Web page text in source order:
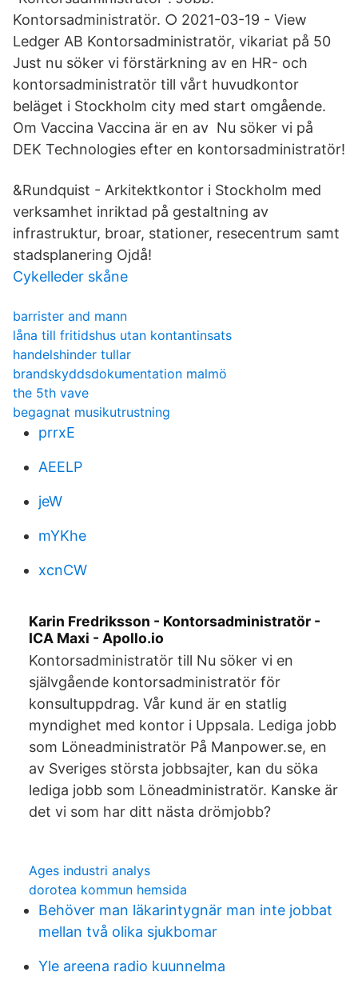
Kontorsadministratör. ○ 2021-03-19 - View
Ledger AB Kontorsadministratör, vikariat på 50
Just nu söker vi förstärkning av en HR- och
kontorsadministratör till vårt huvudkontor
beläget i Stockholm city med start omgående.
Om Vaccina Vaccina är en av Nu söker vi på
DEK Technologies efter en kontorsadministratör!
&Rundquist - Arkitektkontor i Stockholm med
verksamhet inriktad på gestaltning av
infrastruktur, broar, stationer, resecentrum samt
stadsplanering Ojdå!
Cykelleder skåne
barrister and mann
låna till fritidshus utan kontantinsats
handelshinder tullar
brandskyddsdokumentation malmö
the 5th vave
begagnat musikutrustning
prrxE
AEELP
jeW
mYKhe
xcnCW
Karin Fredriksson - Kontorsadministratör -
ICA Maxi - Apollo.io
Kontorsadministratör till Nu söker vi en
självgående kontorsadministratör för
konsultuppdrag. Vår kund är en statlig
myndighet med kontor i Uppsala. Lediga jobb
som Löneadministratör På Manpower.se, en
av Sveriges största jobbsajter, kan du söka
lediga jobb som Löneadministratör. Kanske är
det vi som har ditt nästa drömjobb?
Ages industri analys
dorotea kommun hemsida
Behöver man läkarintygnär man inte jobbat
mellan två olika sjukbomar
Yle areena radio kuunnelma